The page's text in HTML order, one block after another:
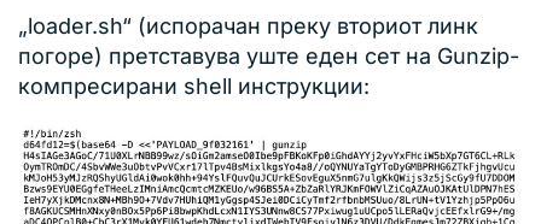
„loader.sh“ (испорачан преку вториот линк
погоре) претставува уште еден сет на Gunzip-
компресирани shell инструкции: